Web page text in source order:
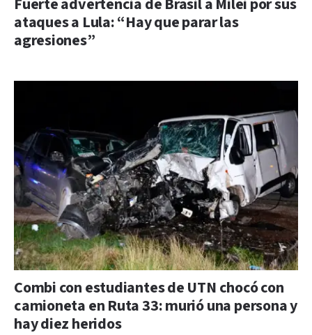
Fuerte advertencia de Brasil a Milei por sus
ataques a Lula: “Hay que parar las
agresiones”
Combi con estudiantes de UTN chocó con
camioneta en Ruta 33: murió una persona y
hay diez heridos